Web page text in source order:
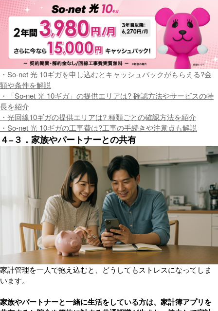
・So-net 光 10ギガを申し込むとキャッシュバックがもらえる?金
額や条件を解説
・「So-net 光 10ギガ」の提供エリアは? 確認方法やサービスの特
長を紹介
・光回線10ギガの提供エリアは? 種類ごとの確認方法を紹介
・So-net 光 10ギガの工事費は?工事の手続きや注意点も解説
４−３．家族やパートナーとの共有
家計管理を一人で抱え込むと、どうしてもストレスになってしま
います。
家族やパートナーと一緒に生活をしている方は、家計簿アプリを